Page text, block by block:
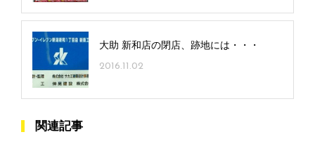
大助 新和店の閉店、跡地には・・・
2016.11.02
関連記事